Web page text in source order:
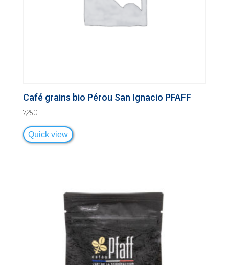
Café grains bio Pérou San Ignacio PFAFF
7,25€
Quick view